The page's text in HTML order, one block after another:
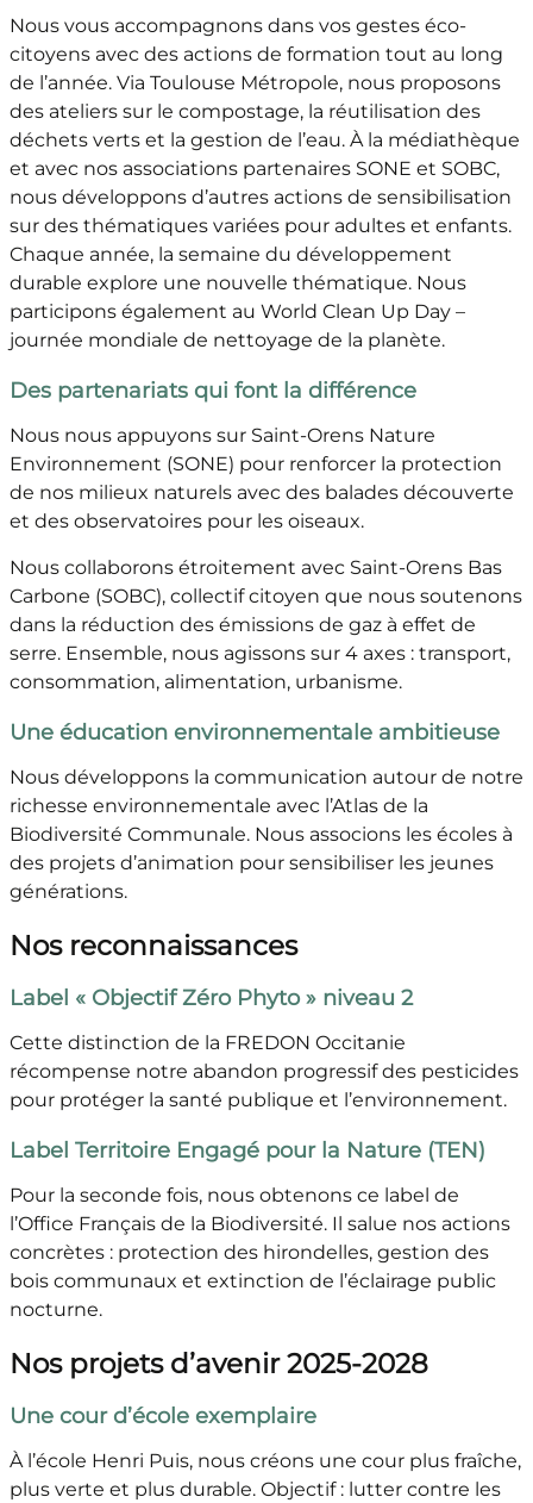
Nous vous accompagnons dans vos gestes éco-
citoyens avec des actions de formation tout au long
de l’année. Via Toulouse Métropole, nous proposons
des ateliers sur le compostage, la réutilisation des
déchets verts et la gestion de l’eau. À la médiathèque
et avec nos associations partenaires SONE et SOBC,
nous développons d’autres actions de sensibilisation
sur des thématiques variées pour adultes et enfants.
Chaque année, la semaine du développement
durable explore une nouvelle thématique. Nous
participons également au World Clean Up Day –
journée mondiale de nettoyage de la planète.
Des partenariats qui font la différence
Nous nous appuyons sur Saint-Orens Nature
Environnement (SONE) pour renforcer la protection
de nos milieux naturels avec des balades découverte
et des observatoires pour les oiseaux.
Nous collaborons étroitement avec Saint-Orens Bas
Carbone (SOBC), collectif citoyen que nous soutenons
dans la réduction des émissions de gaz à effet de
serre. Ensemble, nous agissons sur 4 axes : transport,
consommation, alimentation, urbanisme.
Une éducation environnementale ambitieuse
Nous développons la communication autour de notre
richesse environnementale avec l’Atlas de la
Biodiversité Communale. Nous associons les écoles à
des projets d’animation pour sensibiliser les jeunes
générations.
Nos reconnaissances
Label « Objectif Zéro Phyto » niveau 2
Cette distinction de la FREDON Occitanie
récompense notre abandon progressif des pesticides
pour protéger la santé publique et l’environnement.
Label Territoire Engagé pour la Nature (TEN)
Pour la seconde fois, nous obtenons ce label de
l’Office Français de la Biodiversité. Il salue nos actions
concrètes : protection des hirondelles, gestion des
bois communaux et extinction de l’éclairage public
nocturne.
Nos projets d’avenir 2025-2028
Une cour d’école exemplaire
À l’école Henri Puis, nous créons une cour plus fraîche,
plus verte et plus durable. Objectif : lutter contre les